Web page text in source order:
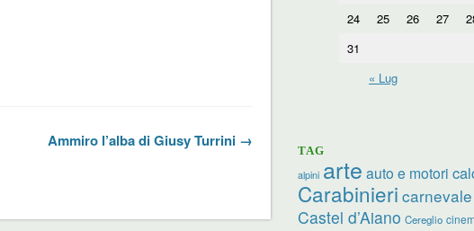
Ammiro l’alba di Giusy Turrini →
24
25 26 27
31
« Lug
TAG
alpini arte auto e motori
Carabinieri carnevale
Castel d’Aiano Cereglio